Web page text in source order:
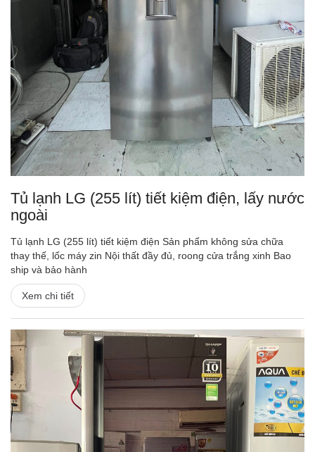
Tủ lạnh LG (255 lít) tiết kiệm điện, lấy nước
ngoài
Tủ lạnh LG (255 lít) tiết kiệm điện Sản phẩm không sửa chữa
thay thế, lốc máy zin Nội thất đầy đủ, roong cửa trắng xinh Bao
ship và bảo hành
Xem chi tiết